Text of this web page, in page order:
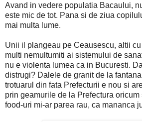
Avand in vedere populatia Bacaului,
este mic de tot. Pana si de ziua
mai multa lume.
Unii il plangeau pe Ceausescu, altii
multi nemultumiti ai sistemului de
nu e violenta lumea ca in Bucuresti.
distrugi? Dalele de granit de la
trotuarul din fata Prefecturii e nou si
prin geamurile de la Prefectura oricum
food-uri mi-ar parea rau, ca mananca